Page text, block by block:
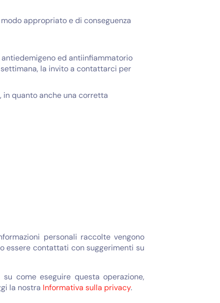
appropriato e di conseguenza
ed antiinfiammatorio
la invito a contattarci per
quanto anche una corretta
personali raccolte vengono
essere contattati con suggerimenti su
come eseguire questa operazione,
la nostra Informativa sulla privacy.